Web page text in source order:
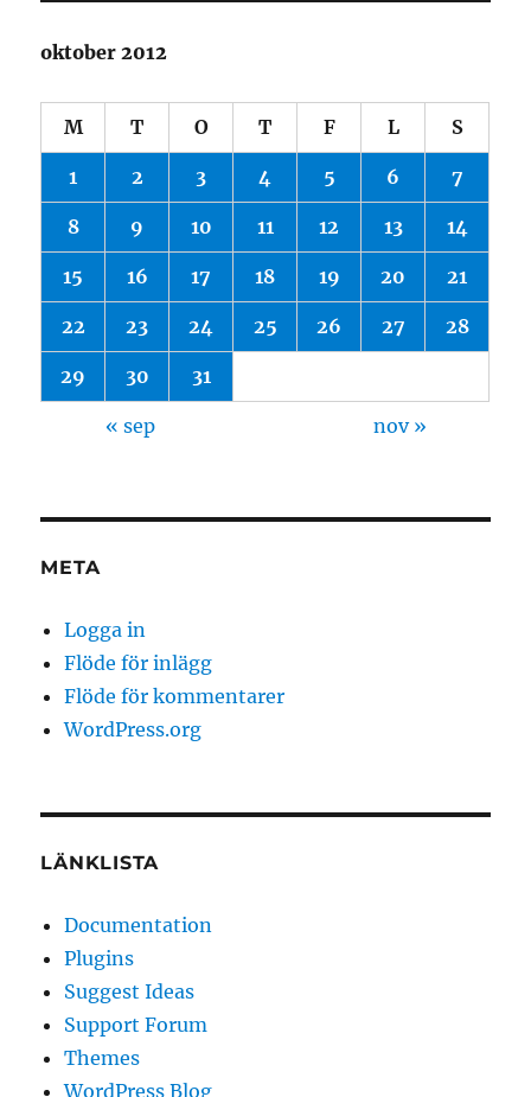
oktober 2012
M T O T F L S
1 2 3 4 5 6 7
8 9 10 11 12 13 14
15 16 17 18 19 20 21
22 23 24 25 26 27 28
29 30 31
« sep nov »
META
Logga in
Flöde för inlägg
Flöde för kommentarer
WordPress.org
LÄNKLISTA
Documentation
Plugins
Suggest Ideas
Support Forum
Themes
WordPress Blog